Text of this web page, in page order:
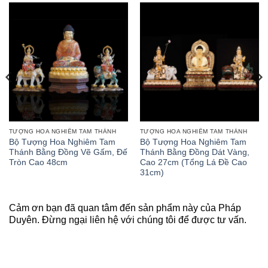
TƯỢNG HOA NGHIÊM TAM THÁNH
Bộ Tượng Hoa Nghiêm Tam
Thánh Bằng Đồng Vẽ Gấm, Đế
Tròn Cao 48cm
TƯỢNG HOA NGHIÊM TAM THÁNH
Bộ Tượng Hoa Nghiêm Tam
Thánh Bằng Đồng Dát Vàng,
Cao 27cm (Tổng Lá Đề Cao
31cm)
Cảm ơn bạn đã quan tâm đến sản phẩm này của Pháp
Duyên. Đừng ngại liên hệ với chúng tôi để được tư vấn.